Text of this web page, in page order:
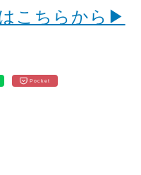
こちらから▶
Pocket